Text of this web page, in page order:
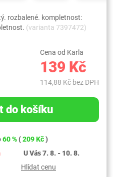
rozbalené. kompletnost:
(varianta 7397472)
Cena od Karla
139 Kč
114,88 Kč bez DPH
do košíku
60 %(209 Kč)
U Vás 7. 8. - 10. 8.
Hlídat cenu